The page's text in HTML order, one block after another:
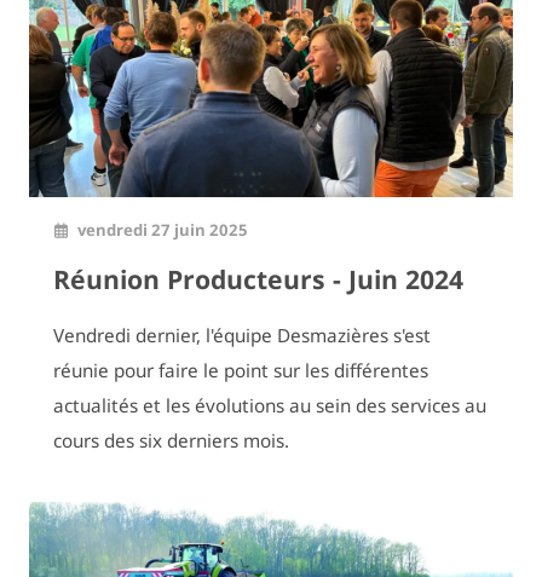
vendredi 27 juin 2025
Réunion Producteurs - Juin 2024
Vendredi dernier, l'équipe Desmazières s'est
réunie pour faire le point sur les différentes
actualités et les évolutions au sein des services au
cours des six derniers mois.